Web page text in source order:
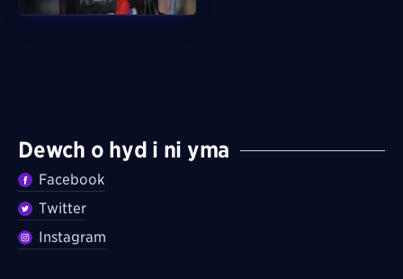
Dewch o hyd i ni yma
Facebook
Twitter
Instagram